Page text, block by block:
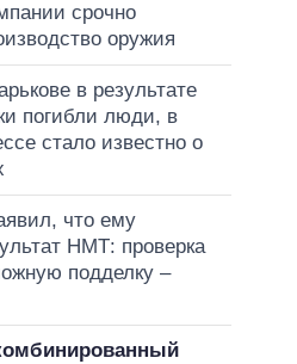
срочно
оружия
в результате
погибли люди, в
стало известно о
что ему
НМТ: проверка
подделку –